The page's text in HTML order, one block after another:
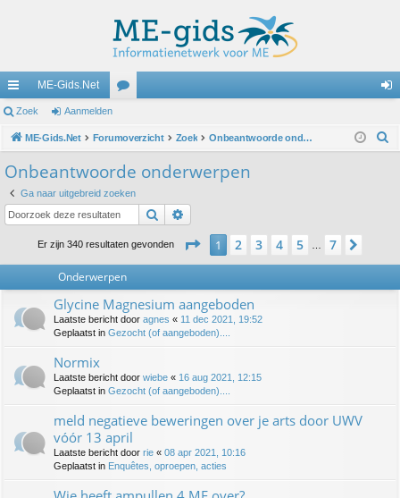
ne
lle
lin
ks
ME-Gids.Net
u
m
s
m
Zoek Aanmelden
ME-Gids.Net Forumoverzicht Zoek Onbeantwoorde onderwerpen
Onbeantwoorde onderwerpen
Ga naar uitgebreid zoeken
Zoek
Er zijn 340 resultaten gevonden Pagina van7
1 2 3 4 5 7
Onderwerpen
Glycine Magnesium aangeboden
Laatste bericht door agnes « 11 dec 2021, 19:52
Geplaatst in Gezocht (of aangeboden)....
Normix
Laatste bericht door wiebe « 16 aug 2021, 12:15
Geplaatst in Gezocht (of aangeboden)....
meld negatieve beweringen over je arts door UWV
vóór 13 april
Laatste bericht door rie « 08 apr 2021, 10:16
Geplaatst in Enquêtes, oproepen, acties